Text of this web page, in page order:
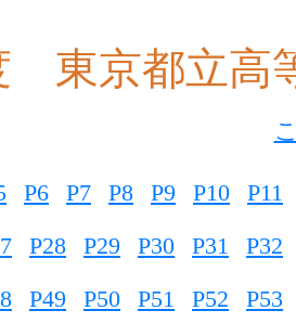
東京都立高
P6 P7 P8 P9 P10 P11
P28 P29 P30 P31 P32
P49 P50 P51 P52 P53